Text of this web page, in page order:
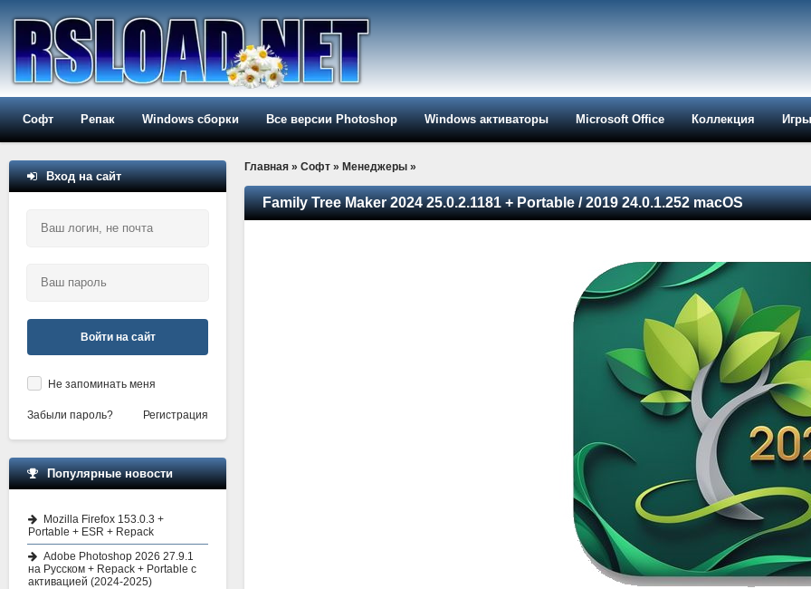
Софт Репак Windows сборки Все версии Photoshop Windows активаторы Microsoft Office Коллекция Игры
Главная » Софт » Менеджеры »
Family Tree Maker 2024 25.0.2.1181 + Portable / 2019 24.0.1.252 macOS
Вход на сайт
Войти на сайт
Не запоминать меня
Забыли пароль? Регистрация
Популярные новости
Mozilla Firefox 153.0.3 +
Portable + ESR + Repack
Adobe Photoshop 2026 27.9.1
на Русском + Repack + Portable с
активацией (2024-2025)